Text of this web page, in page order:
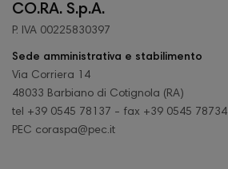
CO.RA. S.p.A.
P. IVA 00225830397
Sede amministrativa e stabilimento
Via Corriera 14
48033 Barbiano di Cotignola (RA)
tel +39 0545 78137 - fax +39 0545 78734
PEC coraspa@pec.it